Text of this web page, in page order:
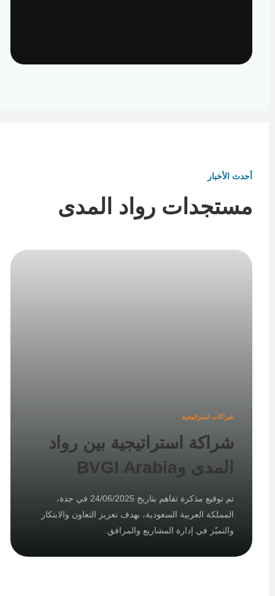
أحدث الأخبار
مستجدات رواد المدى
شراكات استراتيجية
شراكة استراتيجية بين رواد
المدى وBVGI Arabia
تم توقيع مذكرة تفاهم بتاريخ 24/06/2025 في جدة،
المملكة العربية السعودية، بهدف تعزيز التعاون والابتكار
والتميّز في إدارة المشاريع والمرافق.